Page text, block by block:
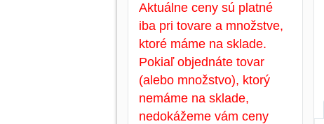
Aktuálne ceny sú platné
iba pri tovare a množstve,
ktoré máme na sklade.
Pokiaľ objednáte tovar
(alebo množstvo), ktorý
nemáme na sklade,
nedokážeme vám ceny